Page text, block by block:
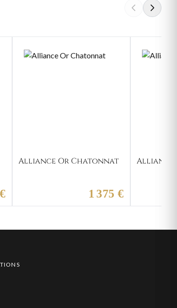
Alliance Or Chatonnat
1 375 €
Alliance